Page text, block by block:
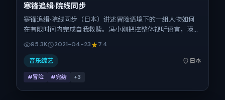
寒锋追缉·院线同步
寒锋追缉·院线同步（日本）讲述冒险语境下的一组人物如何
在有限时间内完成自我救赎。冯小刚把控整体视听语言，瑛
2021-04-23 起陆续登陆院线与网络平台，春季档公映，片长
133分钟。
95.3K 2021-04-23 7.4
音乐综艺 日本
#冒险 #完结 +3